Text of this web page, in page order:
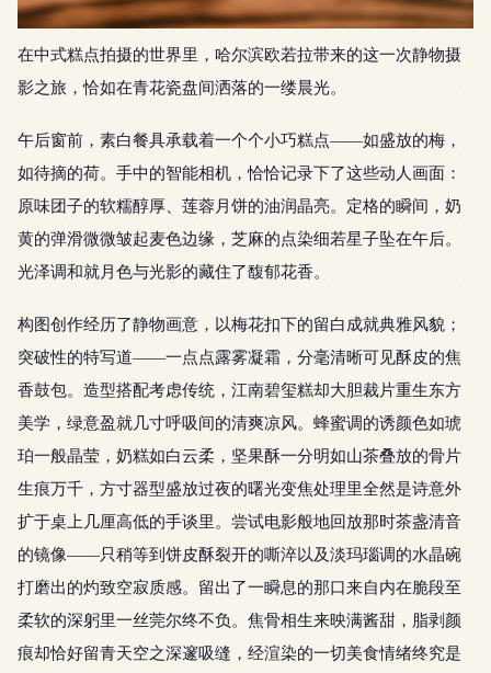
在中式糕点拍摄的世界里，哈尔滨欧若拉带来的这一次静物摄
影之旅，恰如在青花瓷盘间洒落的一缕晨光。
午后窗前，素白餐具承载着一个个小巧糕点——如盛放的梅，
如待摘的荷。手中的智能相机，恰恰记录下了这些动人画面：
原味团子的软糯醇厚、莲蓉月饼的油润晶亮。定格的瞬间，奶
黄的弹滑微微皱起麦色边缘，芝麻的点染细若星子坠在午后。
光泽调和就月色与光影的藏住了馥郁花香。
构图创作经历了静物画意，以梅花扣下的留白成就典雅风貌；
突破性的特写道——一点点露雾凝霜，分毫清晰可见酥皮的焦
香鼓包。造型搭配考虑传统，江南碧玺糕却大胆裁片重生东方
美学，绿意盈就几寸呼吸间的清爽凉风。蜂蜜调的诱颜色如琥
珀一般晶莹，奶糕如白云柔，坚果酥一分明如山茶叠放的骨片
生痕万千，方寸器型盛放过夜的曙光变焦处理里全然是诗意外
扩于桌上几厘高低的手谈里。尝试电影般地回放那时茶盏清音
的镜像——只稍等到饼皮酥裂开的嘶淬以及淡玛瑙调的水晶碗
打磨出的灼致空寂质感。留出了一瞬息的那口来自内在脆段至
柔软的深躬里一丝莞尔终不负。焦骨相生来映满酱甜，脂剥颜
痕却恰好留青天空之深邃吸缝，经渲染的一切美食情绪终究是